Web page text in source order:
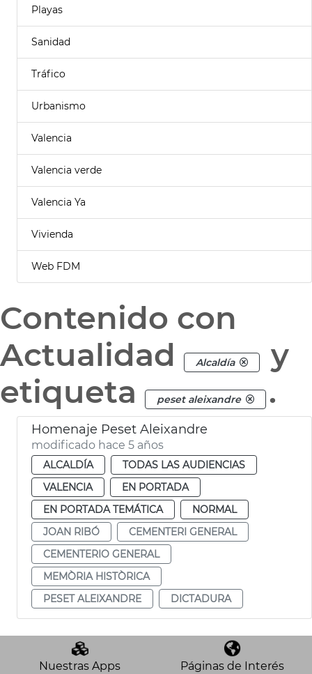
Playas
Sanidad
Tráfico
Urbanismo
Valencia
Valencia verde
Valencia Ya
Vivienda
Web FDM
Contenido con
Actualidad
Alcaldía
y
etiqueta
peset aleixandre .
Homenaje Peset Aleixandre
modificado hace 5 años
ALCALDÍA
TODAS LAS AUDIENCIAS
VALENCIA
EN PORTADA
EN PORTADA TEMÁTICA
NORMAL
JOAN RIBÓ
CEMENTERI GENERAL
CEMENTERIO GENERAL
MEMÒRIA HISTÒRICA
PESET ALEIXANDRE
DICTADURA
Nuestras Apps Páginas de Interés